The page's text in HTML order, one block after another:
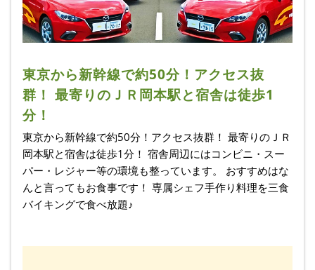
東京から新幹線で約50分！アクセス抜
群！ 最寄りのＪＲ岡本駅と宿舎は徒歩1
分！
東京から新幹線で約50分！アクセス抜群！ 最寄りのＪＲ
岡本駅と宿舎は徒歩1分！ 宿舎周辺にはコンビニ・スー
パー・レジャー等の環境も整っています。 おすすめはな
んと言ってもお食事です！ 専属シェフ手作り料理を三食
バイキングで食べ放題♪